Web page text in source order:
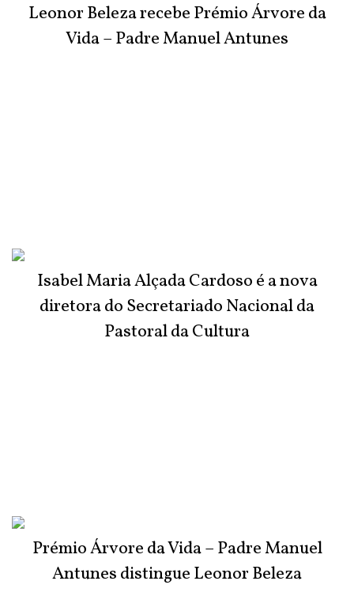
Leonor Beleza recebe Prémio Árvore da
Vida – Padre Manuel Antunes
Isabel Maria Alçada Cardoso é a nova
diretora do Secretariado Nacional da
Pastoral da Cultura
Prémio Árvore da Vida – Padre Manuel
Antunes distingue Leonor Beleza